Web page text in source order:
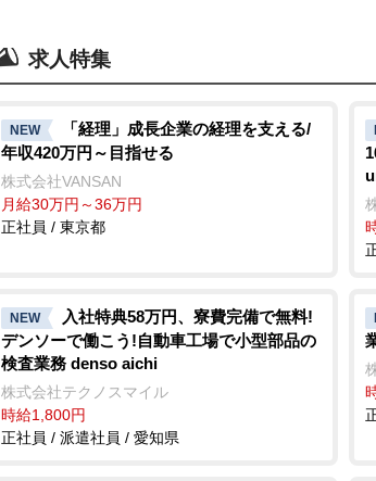
求人特集
NEW
「経理」成長企業の経理を支える/
年収420万円～目指せる
株式会社VANSAN
月給30万円～36万円
正社員 / 東京都
NEW
入社特典58万円、寮費完備で無料!
デンソーで働こう!自動車工場で小型部品の
検査業務 denso aichi
株式会社テクノスマイル
時給1,800円
正社員 / 派遣社員 / 愛知県